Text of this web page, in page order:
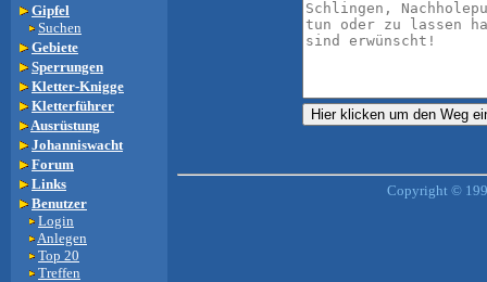
Gipfel
Suchen
Gebiete
Sperrungen
Kletter-Knigge
Kletterführer
Ausrüstung
Johanniswacht
Forum
Links
Benutzer
Login
Anlegen
Top 20
Treffen
Copyright ©